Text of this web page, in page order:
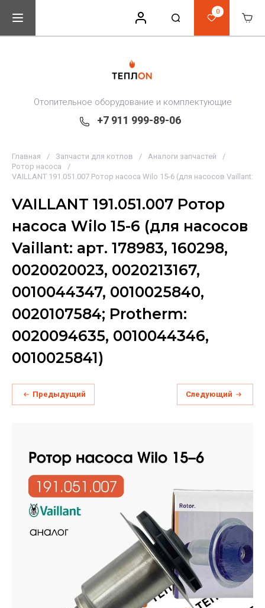
0
Отопительное оборудование и комплектующие
+7 911 999-89-06
Главная / Запчасти для котлов / Аналоги запчастей
/
Ротор насоса
/
VAILLANT 191.051.007 Ротор насоса Wilo 15-6 (для насосов Vaillant:
VAILLANT 191.051.007 Ротор
насоса Wilo 15-6 (для насосов
Vaillant: арт. 178983, 160298,
0020020023, 0020213167,
0010044347, 0010025840,
0020107584; Protherm:
0020094635, 0010044346,
0010025841)
Предыдущий Следующий